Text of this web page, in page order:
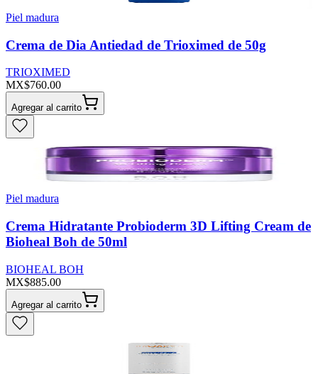
Piel madura
Crema de Dia Antiedad de Trioximed de 50g
TRIOXIMED
MX$760.00
Agregar al carrito
Piel madura
Crema Hidratante Probioderm 3D Lifting Cream de
Bioheal Boh de 50ml
BIOHEAL BOH
MX$885.00
Agregar al carrito